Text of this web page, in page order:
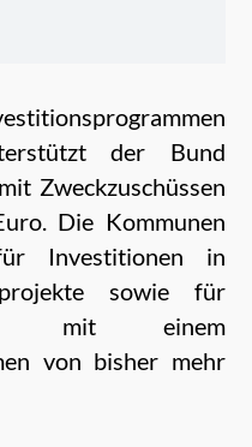
der Bund
Zweckzuschüssen
Die Kommunen
Investitionen in
sowie für
mit einem
von bisher mehr